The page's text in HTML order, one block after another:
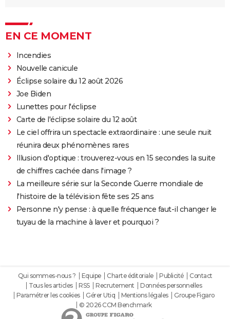
EN CE MOMENT
Incendies
Nouvelle canicule
Éclipse solaire du 12 août 2026
Joe Biden
Lunettes pour l'éclipse
Carte de l'éclipse solaire du 12 août
Le ciel offrira un spectacle extraordinaire : une seule nuit
réunira deux phénomènes rares
Illusion d'optique : trouverez-vous en 15 secondes la suite
de chiffres cachée dans l'image ?
La meilleure série sur la Seconde Guerre mondiale de
l'histoire de la télévision fête ses 25 ans
Personne n'y pense : à quelle fréquence faut-il changer le
tuyau de la machine à laver et pourquoi ?
Qui sommes-nous ? Equipe Charte éditoriale Publicité
Contact
Tous les articles
RSS Recrutement
Données personnelles
Paramétrer les cookies
Gérer Utiq Mentions légales
Groupe Figaro
© 2026 CCM Benchmark